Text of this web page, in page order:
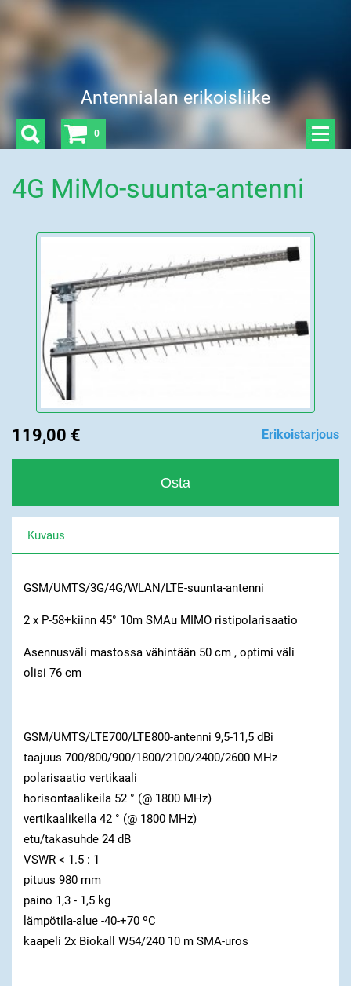
Antennialan erikoisliike
4G MiMo-suunta-antenni
Erikoistarjous
119,00 €
Kuvaus
GSM/UMTS/3G/4G/WLAN/LTE-suunta-antenni
2 x P-58+kiinn 45° 10m SMAu MIMO ristipolarisaatio
Asennusväli mastossa vähintään 50 cm , optimi väli
olisi 76 cm
GSM/UMTS/LTE700/LTE800-antenni 9,5-11,5 dBi
taajuus 700/800/900/1800/2100/2400/2600 MHz
polarisaatio vertikaali
horisontaalikeila 52 ° (@ 1800 MHz)
vertikaalikeila 42 ° (@ 1800 MHz)
etu/takasuhde 24 dB
VSWR < 1.5 : 1
pituus 980 mm
paino 1,3 - 1,5 kg
lämpötila-alue -40-+70 ºC
kaapeli 2x Biokall W54/240 10 m SMA-uros
0